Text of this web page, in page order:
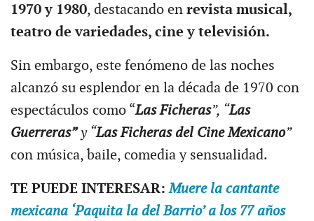
1970 y 1980, destacando en revista musical,
teatro de variedades, cine y televisión.
Sin embargo, este fenómeno de las noches
alcanzó su esplendor en la década de 1970 con
espectáculos como “Las Ficheras”, “Las
Guerreras”y “Las Ficheras del Cine Mexicano”
con música, baile, comedia y sensualidad.
TE PUEDE INTERESAR:Muere la cantante
mexicana ‘Paquita la del Barrio’ a los 77 años